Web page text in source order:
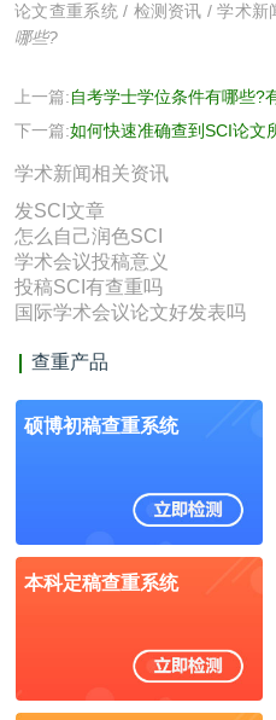
论文查重系统/ 检测资讯 /学术新
哪些?
上一篇:自考学士学位条件有哪些?
下一篇:如何快速准确查到SCI论文
学术新闻相关资讯
发SCI文章
怎么自己润色SCI
学术会议投稿意义
投稿SCI有查重吗
国际学术会议论文好发表吗
查重产品
硕博初稿查重系统
本科定稿查重系统